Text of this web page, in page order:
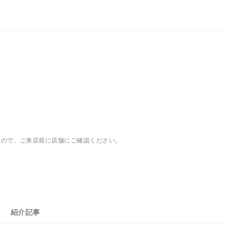
で、ご来店前に店舗にご確認ください。
紹介記事